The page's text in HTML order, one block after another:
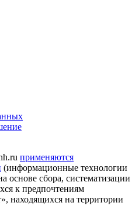
применяются
(информационные технологии
основе сбора, систематизации
к предпочтениям
находящихся на территории